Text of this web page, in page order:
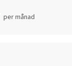
per månad